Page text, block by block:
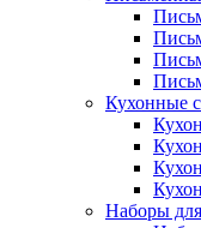
Кухонные
Наборы